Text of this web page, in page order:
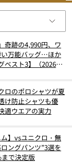
奇跡の4,990円、ワ
い万能バッグ…ほか
ベスト3】（2026年
ロのポロシャツが夏
け防止シャツも優
適ウエアの実力
】vsユニクロ・無
ングパンツ”3選を
で決定版